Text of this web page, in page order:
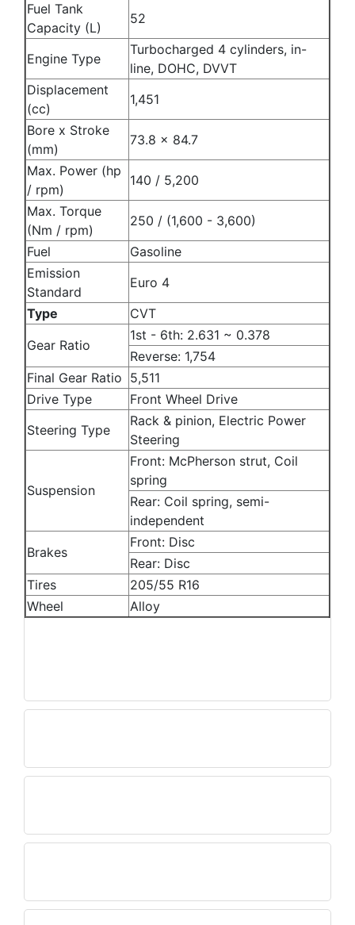
Fuel Tank
Capacity (L)
52
Engine Type
Turbocharged 4 cylinders, in-
line, DOHC, DVVT
Displacement
(cc)
1,451
Bore x Stroke
(mm)
73.8 x 84.7
Max. Power (hp
/ rpm)
140 / 5,200
Max. Torque
(Nm / rpm)
250 / (1,600 - 3,600)
Fuel
Gasoline
Emission
Standard
Euro 4
Type
CVT
Gear Ratio
1st - 6th: 2.631 ~ 0.378
Reverse: 1,754
Final Gear Ratio 5,511
Drive Type
Front Wheel Drive
Steering Type
Rack & pinion, Electric Power
Steering
Suspension
Front: McPherson strut, Coil
spring
Rear: Coil spring, semi-
independent
Brakes
Front: Disc
Rear: Disc
Tires
205/55 R16
Wheel
Alloy